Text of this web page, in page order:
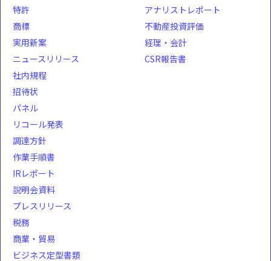
特許
商標
実用新案
ニュースリリース
アナリストレポート
不動産投資評価
経理・会計
CSR報告書
社内規程
招待状
パネル
リコール発表
調達方針
作業手順書
IRレポート
説明会資料
プレスリリース
税務
商業・貿易
ビジネス定型書類